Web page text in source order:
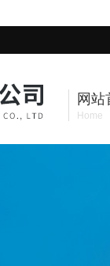
网站
Home